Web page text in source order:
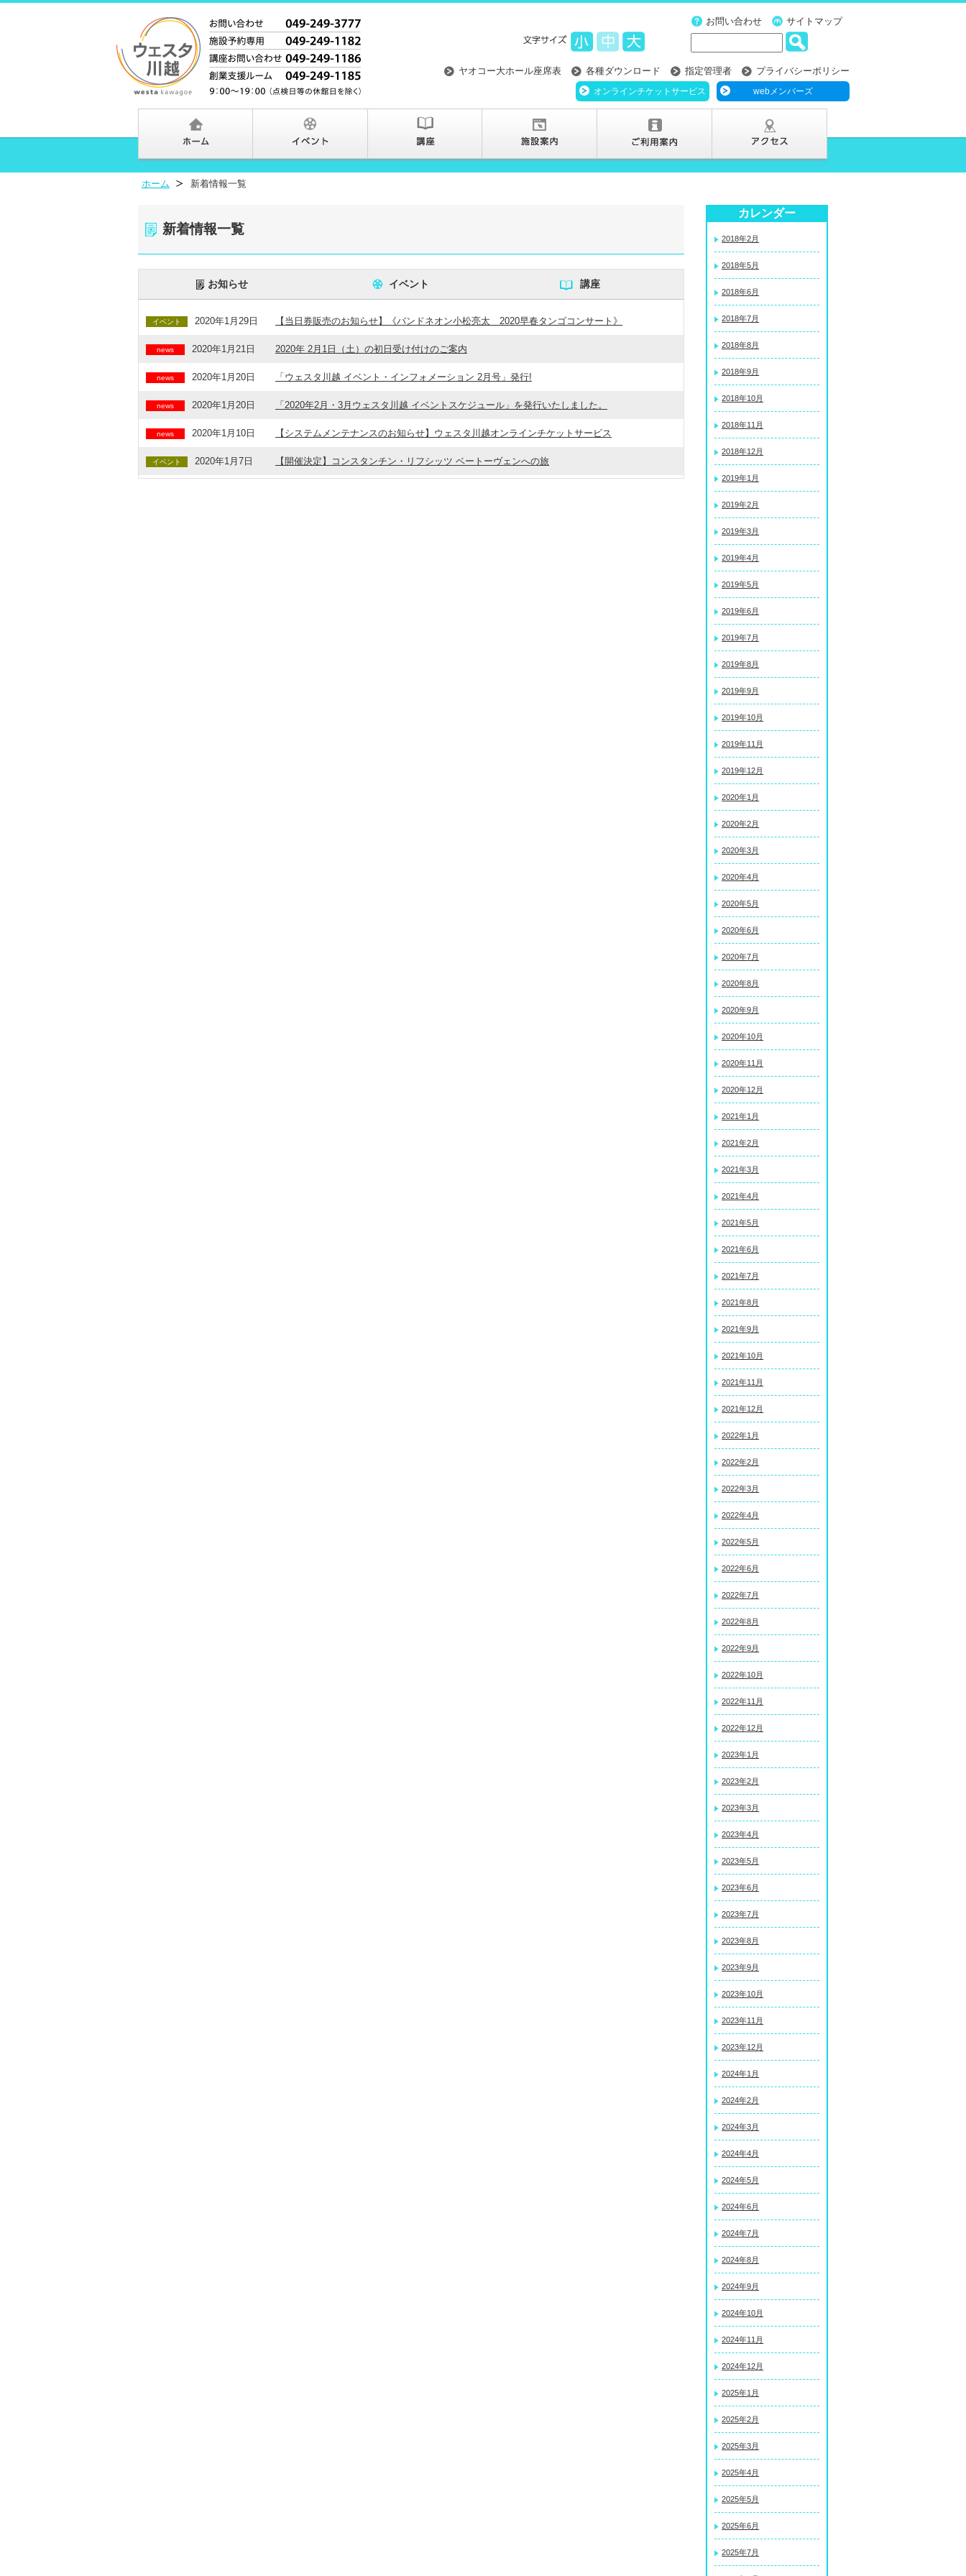
お問い合わせ サイトマップ
ヤオコー大ホール座席表 各種ダウンロード 指定管理者 プライバシーポリシー
オンラインチケットサービス webメンバーズ
ホーム 新着情報一覧
カレンダー
2018年2月
2018年5月
2018年6月
2018年7月
2018年8月
2018年9月
2018年10月
2018年11月
2018年12月
2019年1月
2019年2月
2019年3月
2019年4月
2019年5月
2019年6月
2019年7月
2019年8月
2019年9月
2019年10月
2019年11月
2019年12月
2020年1月
2020年2月
2020年3月
2020年4月
2020年5月
2020年6月
2020年7月
2020年8月
2020年9月
2020年10月
2020年11月
2020年12月
2021年1月
2021年2月
2021年3月
2021年4月
2021年5月
2021年6月
2021年7月
2021年8月
2021年9月
2021年10月
2021年11月
2021年12月
2022年1月
2022年2月
2022年3月
2022年4月
2022年5月
2022年6月
2022年7月
2022年8月
2022年9月
2022年10月
2022年11月
2022年12月
2023年1月
2023年2月
2023年3月
2023年4月
2023年5月
2023年6月
2023年7月
2023年8月
2023年9月
2023年10月
2023年11月
2023年12月
2024年1月
2024年2月
2024年3月
2024年4月
2024年5月
2024年6月
2024年7月
2024年8月
2024年9月
2024年10月
2024年11月
2024年12月
2025年1月
2025年2月
2025年3月
2025年4月
2025年5月
2025年6月
2025年7月
新着情報一覧
お知らせ イベント 講座
イベント 2020年1月29日 【当日券販売のお知らせ】《バンドネオン小松亮太 2020早春タンゴコンサート》
news 2020年1月21日 2020年 2月1日（土）の初日受け付けのご案内
news 2020年1月20日 「ウェスタ川越 イベント・インフォメーション 2月号」発行!
news 2020年1月20日 「2020年2月・3月ウェスタ川越 イベントスケジュール」を発行いたしました。
news 2020年1月10日 【システムメンテナンスのお知らせ】ウェスタ川越オンラインチケットサービス
イベント 2020年1月7日 【開催決定】コンスタンチン・リフシッツ ベートーヴェンへの旅